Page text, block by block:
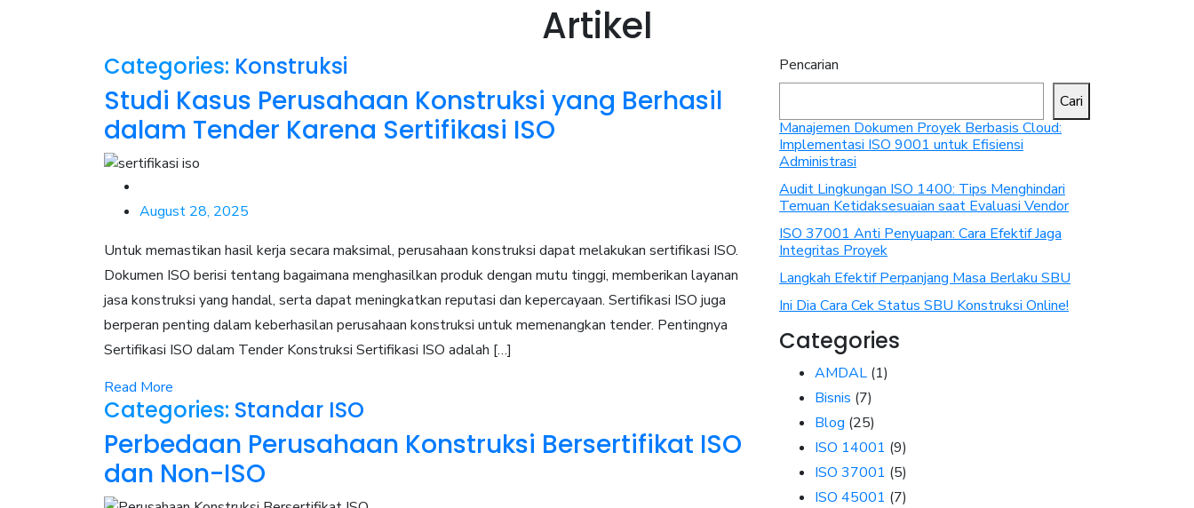
Artikel
Categories: Konstruksi
Studi Kasus Perusahaan Konstruksi yang Berhasil
dalam Tender Karena Sertifikasi ISO
August 28, 2025
Untuk memastikan hasil kerja secara maksimal, perusahaan konstruksi dapat melakukan sertifikasi ISO.
Dokumen ISO berisi tentang bagaimana menghasilkan produk dengan mutu tinggi, memberikan layanan
jasa konstruksi yang handal, serta dapat meningkatkan reputasi dan kepercayaan. Sertifikasi ISO juga
berperan penting dalam keberhasilan perusahaan konstruksi untuk memenangkan tender. Pentingnya
Sertifikasi ISO dalam Tender Konstruksi Sertifikasi ISO adalah […]
Read More
Categories: Standar ISO
Perbedaan Perusahaan Konstruksi Bersertifikat ISO
dan Non-ISO
Pencarian
Cari
Manajemen Dokumen Proyek Berbasis Cloud:
Implementasi ISO 9001 untuk Efisiensi
Administrasi
Audit Lingkungan ISO 1400: Tips Menghindari
Temuan Ketidaksesuaian saat Evaluasi Vendor
ISO 37001 Anti Penyuapan: Cara Efektif Jaga
Integritas Proyek
Langkah Efektif Perpanjang Masa Berlaku SBU
Ini Dia Cara Cek Status SBU Konstruksi Online!
Categories
AMDAL (1)
Bisnis (7)
Blog (25)
ISO 14001 (9)
ISO 37001 (5)
ISO 45001 (7)